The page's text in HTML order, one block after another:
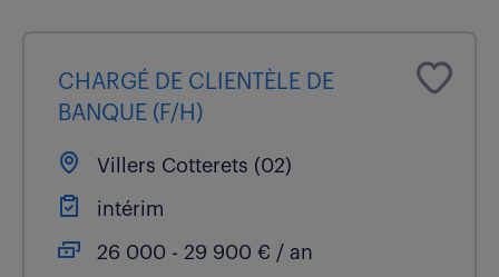
CHARGÉ DE CLIENTÈLE DE
BANQUE (F/H)
Villers Cotterets (02)
intérim
26 000 - 29 900 € / an